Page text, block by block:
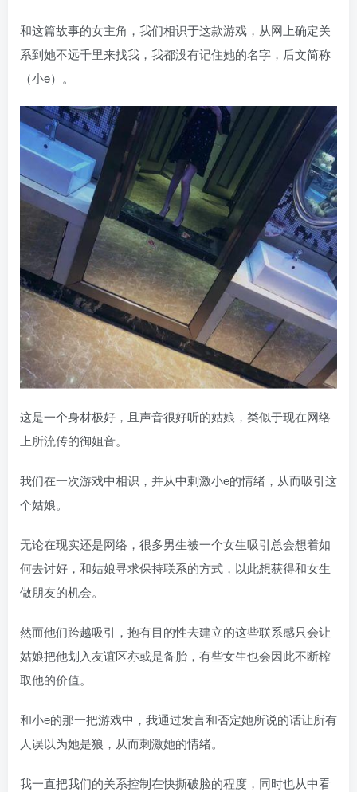
和这篇故事的女主角，我们相识于这款游戏，从网上确定关
系到她不远千里来找我，我都没有记住她的名字，后文简称
（小e）。
这是一个身材极好，且声音很好听的姑娘，类似于现在网络
上所流传的御姐音。
我们在一次游戏中相识，并从中刺激小e的情绪，从而吸引这
个姑娘。
无论在现实还是网络，很多男生被一个女生吸引总会想着如
何去讨好，和姑娘寻求保持联系的方式，以此想获得和女生
做朋友的机会。
然而他们跨越吸引，抱有目的性去建立的这些联系感只会让
姑娘把他划入友谊区亦或是备胎，有些女生也会因此不断榨
取他的价值。
和小e的那一把游戏中，我通过发言和否定她所说的话让所有
人误以为她是狼，从而刺激她的情绪。
我一直把我们的关系控制在快撕破脸的程度，同时也从中看